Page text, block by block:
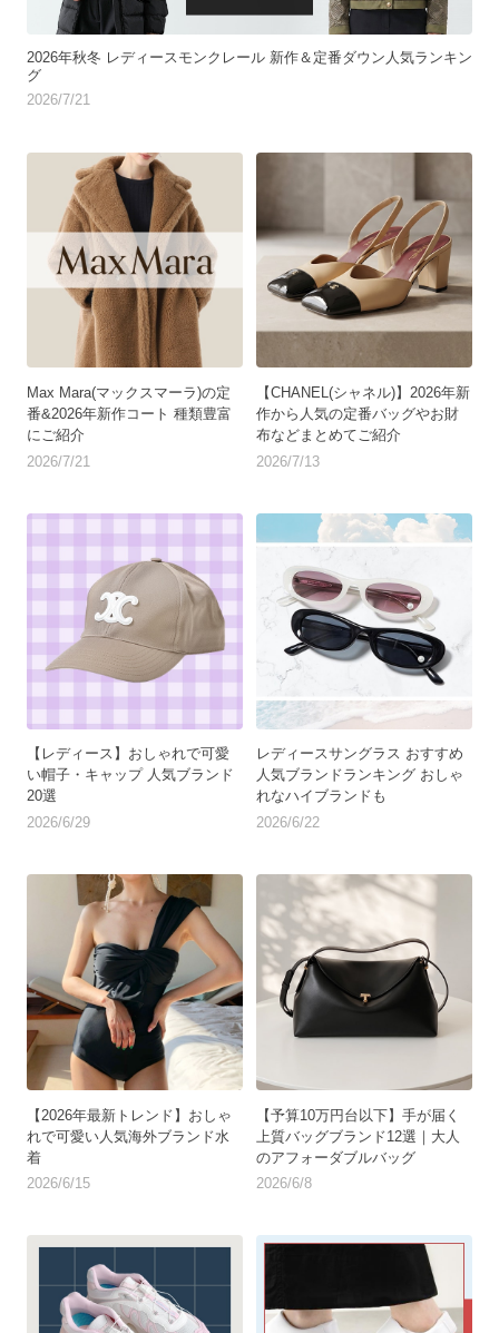
2026年秋冬 レディースモンクレール 新作＆定番ダウン人気ランキン
グ
2026/7/21
Max Mara(マックスマーラ)の定
番&2026年新作コート 種類豊富
にご紹介
2026/7/21
【CHANEL(シャネル)】2026年新
作から人気の定番バッグやお財
布などまとめてご紹介
2026/7/13
【レディース】おしゃれで可愛
い帽子・キャップ 人気ブランド
20選
2026/6/29
レディースサングラス おすすめ
人気ブランドランキング おしゃ
れなハイブランドも
2026/6/22
【2026年最新トレンド】おしゃ
れで可愛い人気海外ブランド水
着
2026/6/15
【予算10万円台以下】手が届く
上質バッグブランド12選｜大人
のアフォーダブルバッグ
2026/6/8